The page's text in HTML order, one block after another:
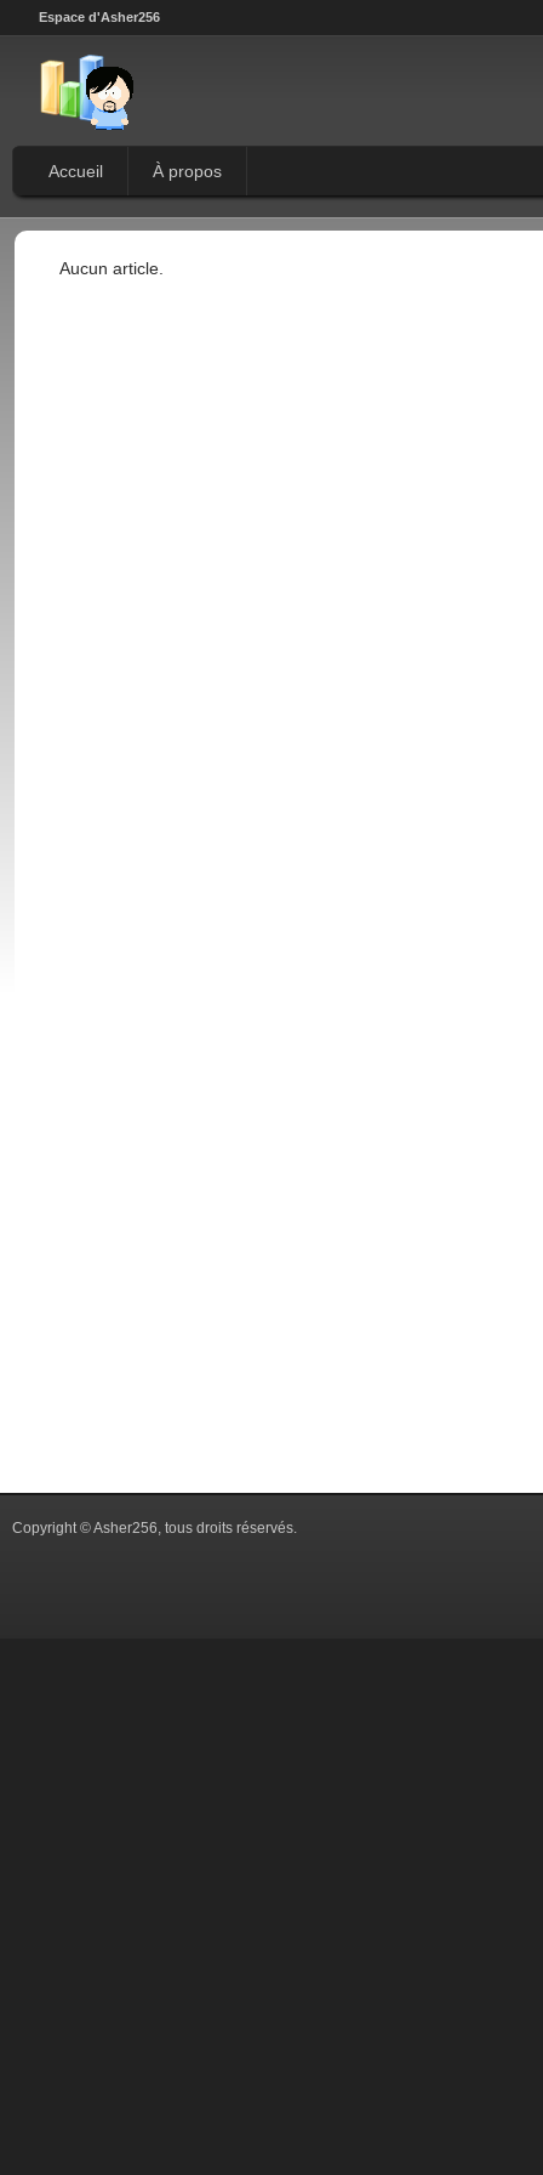
Espace d'Asher256
Accueil À propos
Aucun article.
Copyright © Asher256, tous droits réservés.